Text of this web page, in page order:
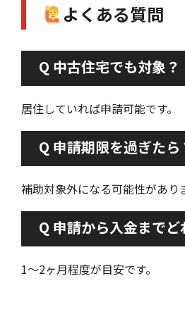
よくある質問
Q 中古住宅でも対象？
居住していれば申請可能です。
Q 申請期限を過ぎたら
補助対象外になる可能性があり
Q 申請から入金までど
1〜2ヶ月程度が目安です。